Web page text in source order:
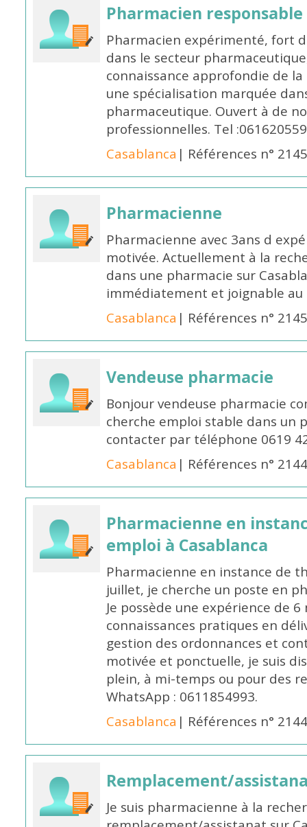
Pharmacien responsable
Pharmacien expérimenté, fort
dans le secteur
connaissance approfondie de
une spécialisation marquée
pharmaceutique. Ouvert à de
professionnelles. Tel
Casablanca | Références n°
Pharmacienne
Pharmacienne avec 3ans d
motivée. Actuellement à la
dans une pharmacie sur
immédiatement et joignable au
Casablanca | Références n°
Vendeuse pharmacie
Bonjour vendeuse pharmacie
cherche emploi stable dans un
contacter par téléphone 0619
Casablanca | Références n°
Pharmacienne en
emploi à Casablanca
Pharmacienne en instance de
juillet, je cherche un poste en
Je possède une expérience de
connaissances pratiques en
gestion des ordonnances et
motivée et ponctuelle, je suis
plein, à mi-temps ou pour des
WhatsApp : 0611854993.
Casablanca | Références n°
Remplacement/
Je suis pharmacienne à la